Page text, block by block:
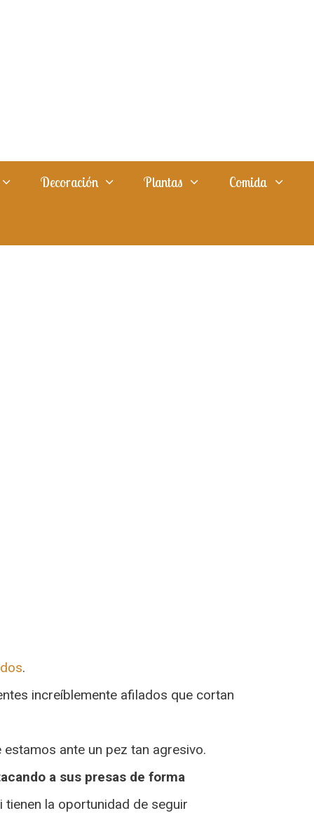
Decoración Plantas Comida
.
increíblemente afilados que cortan
ante un pez tan agresivo.
a sus presas de forma
la oportunidad de seguir